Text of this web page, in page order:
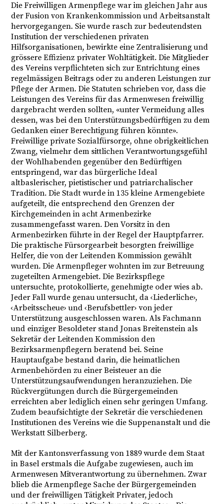
Die Freiwilligen Armenpflege war im gleichen Jahr aus
der Fusion von Krankenkommission und Arbeitsanstalt
hervorgegangen. Sie wurde rasch zur bedeutendsten
Institution der verschiedenen privaten
Hilfsorganisationen, bewirkte eine Zentralisierung und
grössere Effizienz privater Wohltätigkeit. Die Mitglieder
des Vereins verpflichteten sich zur Entrichtung eines
regelmässigen Beitrags oder zu anderen Leistungen zur
Pflege der Armen. Die Statuten schrieben vor, dass die
Leistungen des Vereins für das Armenwesen freiwillig
dargebracht werden sollten, «unter Vermeidung alles
dessen, was bei den Unterstützungsbedürftigen zu dem
Gedanken einer Berechtigung führen könnte».
Freiwillige private Sozialfürsorge, ohne obrigkeitlichen
Zwang, vielmehr dem sittlichen Verantwortungsgefühl
der Wohlhabenden gegenüber den Bedürftigen
entspringend, war das bürgerliche Ideal
altbaslerischer, pietistischer und patriarchalischer
Tradition. Die Stadt wurde in 135 kleine Armengebiete
aufgeteilt, die entsprechend den Grenzen der
Kirchgemeinden in acht Armenbezirke
zusammengefasst waren. Den Vorsitz in den
Armenbezirken führte in der Regel der Hauptpfarrer.
Die praktische Fürsorgearbeit besorgten freiwillige
Helfer, die von der Leitenden Kommission gewählt
wurden. Die Armenpfleger wohnten im zur Betreuung
zugeteilten Armengebiet. Die Bezirkspflege
untersuchte, protokollierte, genehmigte oder wies ab.
Jeder Fall wurde genau untersucht, da ‹Liederliche›,
‹Arbeitsscheue› und ‹Berufsbettler› von jeder
Unterstützung ausgeschlossen waren. Als Fachmann
und einziger Besoldeter stand Jonas Breitenstein als
Sekretär der Leitenden Kommission den
Bezirksarmenpflegern beratend bei. Seine
Hauptaufgabe bestand darin, die heimatlichen
Armenbehörden zu einer Beisteuer an die
Unterstützungsaufwendungen heranzuziehen. Die
Rückvergütungen durch die Bürgergemeinden
erreichten aber lediglich einen sehr geringen Umfang.
Zudem beaufsichtigte der Sekretär die verschiedenen
Institutionen des Vereins wie die Suppenanstalt und die
Werkstatt Silberberg.
Mit der Kantonsverfassung von 1889 wurde dem Staat
in Basel erstmals die Aufgabe zugewiesen, auch im
Armenwesen Mitverantwortung zu übernehmen. Zwar
blieb die Armenpflege Sache der Bürgergemeinden
und der freiwilligen Tätigkeit Privater, jedoch